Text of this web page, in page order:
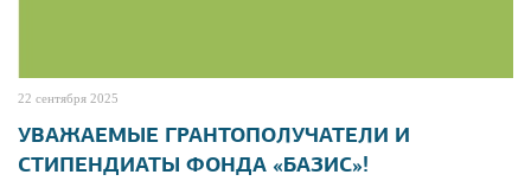
22 сентября 2025
УВАЖАЕМЫЕ ГРАНТОПОЛУЧАТЕЛИ И
СТИПЕНДИАТЫ ФОНДА «БАЗИС»!